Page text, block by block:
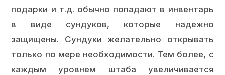
подарки и т.д. обычно попадают в инвентарь
в виде сундуков, которые надежно
защищены. Сундуки желательно открывать
только по мере необходимости. Тем более, с
каждым уровнем штаба увеличивается